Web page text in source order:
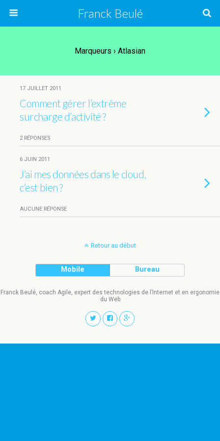
Franck Beulé
Marqueurs › Atlasian
17 JUILLET 2011
Comment gérer l’extrême
surcharge d’activité ?
2 RÉPONSES
6 JUIN 2011
J’ai mes données dans le cloud,
c’est bien ?
AUCUNE RÉPONSE
Retour au début
Mobile Bureau
Franck Beulé, coach Agile, expert des technologies de l’Internet et en ergonomie
du Web